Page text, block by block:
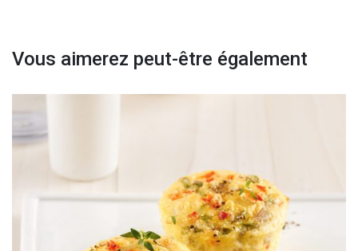
Vous aimerez peut-être également